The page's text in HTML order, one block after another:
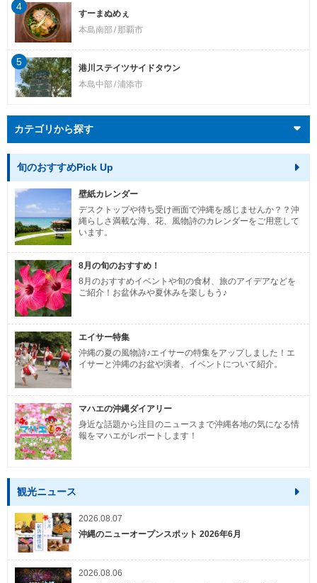
すーまぬめぇ
本島南部
那覇市
4
港川ステイツサイドタウン
本島中部 浦添市
5
カテゴリから探す
旬のおすすめPick Up
壁紙カレンダー
デスクトップや待ち受け画面で沖縄を感じませんか？？沖
縄らしさ満載な海、花、風物詩のカレンダーをご用意して
います。
8月の旬のおすすめ！
8月のおすすめイベントや旬の食材、旅のアイデアなどを
ご紹介！お盆休みや夏休みを楽しもう♪
エイサー特集
沖縄の夏の風物詩♪エイサーの特集をアップしました！エ
イサーと沖縄のお盆や演者、イベントについて紹介。
マハエの沖縄ダイアリー
身近な話題から注目のニュースまで沖縄各地の気になる情
報をマハエがレポートします！
観光ニュース
2026.08.07
沖縄のニューオープンスポット 2026年6月
2026.08.06